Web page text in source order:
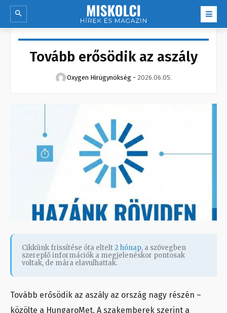
Tovább erősödik az aszály
Oxygen Hirügynökség - 2026.06.05.
Cikkünk frissítése óta eltelt2 hónap, a szövegben
szereplő információk a megjelenéskor pontosak
voltak, de mára elavulhattak.
Tovább erősödik az aszály az ország nagy részén –
közölte a HungaroMet. A szakemberek szerint a